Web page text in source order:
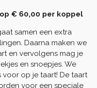
€ 60,00 per koppel
samen een extra
Daarna maken we
en vervolgens mag je
en snoepjes. We
op je taart! De taart
voor een speciale